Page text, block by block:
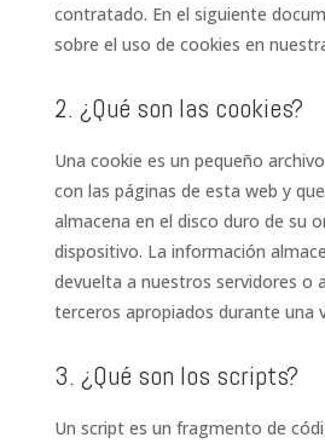
contratado. En el siguiente
sobre el uso de cookies en
2. ¿Qué son las cookies?
Una cookie es un pequeño
con las páginas de esta web y
almacena en el disco duro de su
dispositivo. La información
devuelta a nuestros servidores o
terceros apropiados durante una
3. ¿Qué son los scripts?
Un script es un fragmento de